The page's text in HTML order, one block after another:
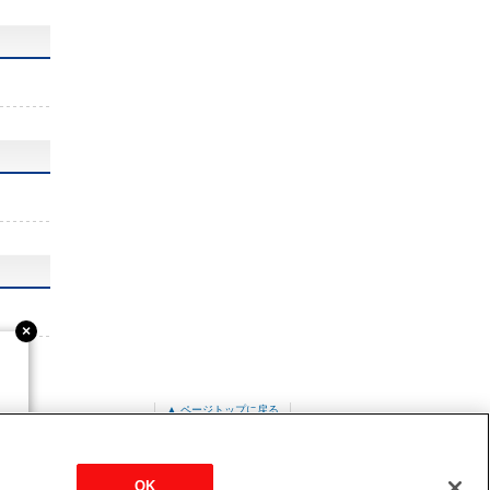
▲ ページトップに戻る
PLZ-ERMP56SLE5
OK